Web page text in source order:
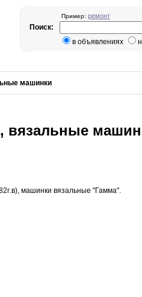
Пример: ремонт
Поиск:
в объявлениях
машинки
вязальные
.в), машинки вязальные "Гамма".